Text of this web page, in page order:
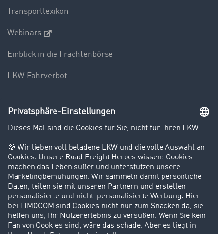
Transportlexikon
Webinars
Einblick in die Frachtenbörse
LKW Fahrverbot
Unternehmen
Kunden werben Kunden
Success Stories
Karriere
Support
Kontakt